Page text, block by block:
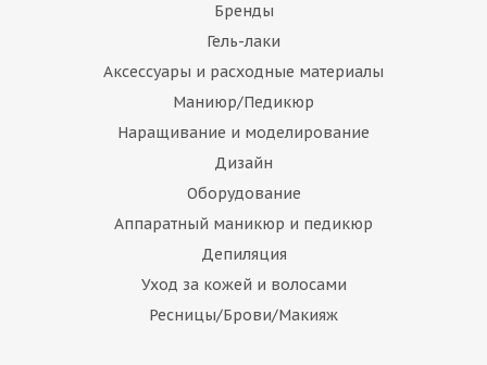
Бренды
Гель-лаки
Аксессуары и расходные материалы
Маниюр/Педикюр
Наращивание и моделирование
Дизайн
Оборудование
Аппаратный маникюр и педикюр
Депиляция
Уход за кожей и волосами
Ресницы/Брови/Макияж